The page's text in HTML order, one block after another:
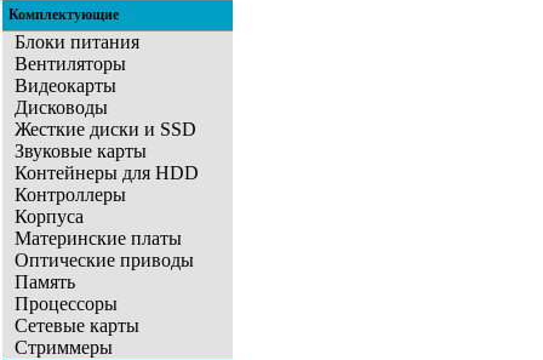
Комплектующие
Блоки питания
Вентиляторы
Видеокарты
Дисководы
Жесткие диски и SSD
Звуковые карты
Контейнеры для HDD
Контроллеры
Корпуса
Материнские платы
Оптические приводы
Память
Процессоры
Сетевые карты
Стриммеры